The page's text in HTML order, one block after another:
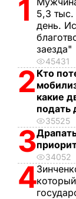
1
5,3
день.
заезда"
45431
2 Кто
какие
подать
35525
3 34052
4